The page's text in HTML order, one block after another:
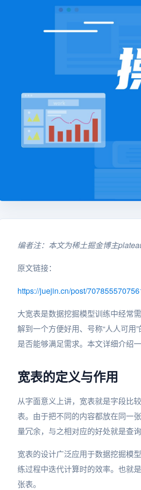
编者注：本文为稀土掘金博主
原文链接：
https://juejin.cn/post/
大宽表是数据挖掘模型训练中经常
解到一个方便好用、号称“人人可
是否能够满足需求。本文详细介绍
宽表的定义与作用
从字面意义上讲，宽表就是字段比
表。由于把不同的内容都放在同一
量冗余，与之相对应的好处就是查
宽表的设计广泛应用于数据挖掘模
练过程中迭代计算时的效率。也就
张表。